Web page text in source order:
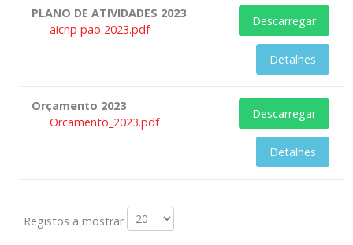
PLANO DE ATIVIDADES 2023
aicnp pao 2023.pdf
Descarregar
Detalhes
Orçamento 2023
Orcamento_2023.pdf
Descarregar
Detalhes
Registos a mostrar